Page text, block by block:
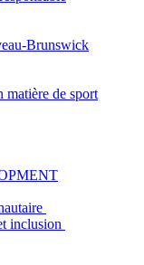
Brunswick
matière de sport
inclusion